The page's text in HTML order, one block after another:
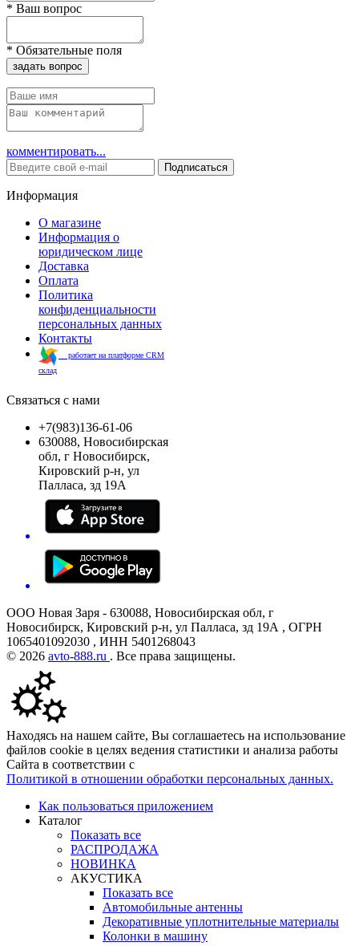
* Ваш вопрос
* Обязательные поля
задать вопрос
комментировать...
Подписаться
Информация
О магазине
Информация о
юридическом лице
Доставка
Оплата
Политика
конфиденциальности
персональных данных
Контакты
работает на платформе CRM
склад
Связаться с нами
+7(983)136-61-06
630088, Новосибирская
обл, г Новосибирск,
Кировский р-н, ул
Палласа, зд 19А
ООО Новая Заря - 630088, Новосибирская обл, г
Новосибирск, Кировский р-н, ул Палласа, зд 19А , ОГРН
1065401092030 , ИНН 5401268043
© 2026 avto-888.ru . Все права защищены.
Находясь на нашем сайте, Вы соглашаетесь на использование
файлов cookie в целях ведения статистики и анализа работы
Сайта в соответствии с
Политикой в отношении обработки персональных данных.
Как пользоваться приложением
Каталог
Показать все
РАСПРОДАЖА
НОВИНКА
АКУСТИКА
Показать все
Автомобильные антенны
Декоративные уплотнительные материалы
Колонки в машину